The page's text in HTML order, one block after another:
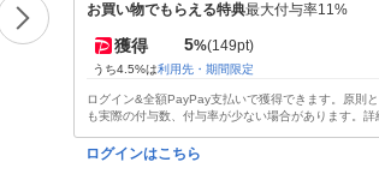
お買い物でもらえる特典最大付与率11%
獲得 5%(149pt)
うち4.5%は利用先・期間限定
ログイン&全額PayPay支払いで獲得できます。原則
も実際の付与数、付与率が少ない場合があります。詳
ログインはこちら